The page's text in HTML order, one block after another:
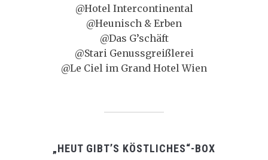
@Hotel Intercontinental
@Heunisch & Erben
@Das G’schäft
@Stari Genussgreißlerei
@Le Ciel im Grand Hotel Wien
„HEUT GIBT’S KÖSTLICHES“-BOX